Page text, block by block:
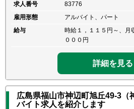
求人番号
83776
雇用形態
アルバイト、パート
給与
時給１，１１５円～、月
０００円
詳細を見る
広島県福山市神辺町旭丘49-3（
バイト求人を紹介します